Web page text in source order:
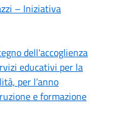
– Iniziativa
dell'accoglienza
educativi per la
per l’anno
e formazione